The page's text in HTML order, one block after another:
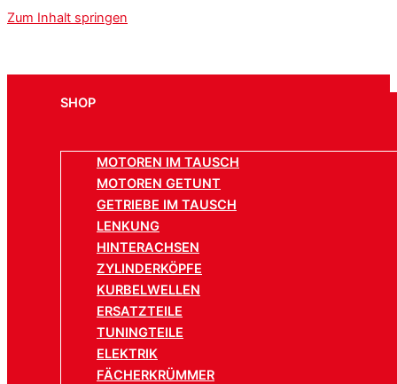
Zum Inhalt springen
SHOP
MOTOREN IM TAUSCH
MOTOREN GETUNT
GETRIEBE IM TAUSCH
LENKUNG
HINTERACHSEN
ZYLINDERKÖPFE
KURBELWELLEN
ERSATZTEILE
TUNINGTEILE
ELEKTRIK
FÄCHERKRÜMMER